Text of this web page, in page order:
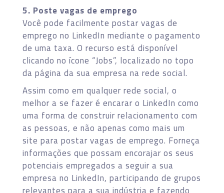
5. Poste vagas de emprego
Você pode facilmente postar vagas de
emprego no LinkedIn mediante o pagamento
de uma taxa. O recurso está disponível
clicando no ícone “Jobs”, localizado no topo
da página da sua empresa na rede social.
Assim como em qualquer rede social, o
melhor a se fazer é encarar o LinkedIn como
uma forma de construir relacionamento com
as pessoas, e não apenas como mais um
site para postar vagas de emprego. Forneça
informações que possam encorajar os seus
potenciais empregados a seguir a sua
empresa no LinkedIn, participando de grupos
relevantes para a sua indústria e fazendo